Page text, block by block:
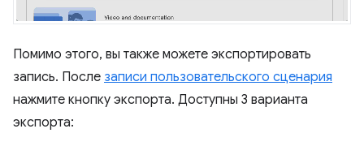
Помимо этого, вы также можете экспортировать
запись. После записи пользовательского сценария
нажмите кнопку экспорта. Доступны 3 варианта
экспорта: